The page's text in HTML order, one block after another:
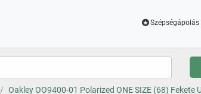
Szépségápolás
Oakley OO9400-01 Polarized ONE SIZE (68) Fekete